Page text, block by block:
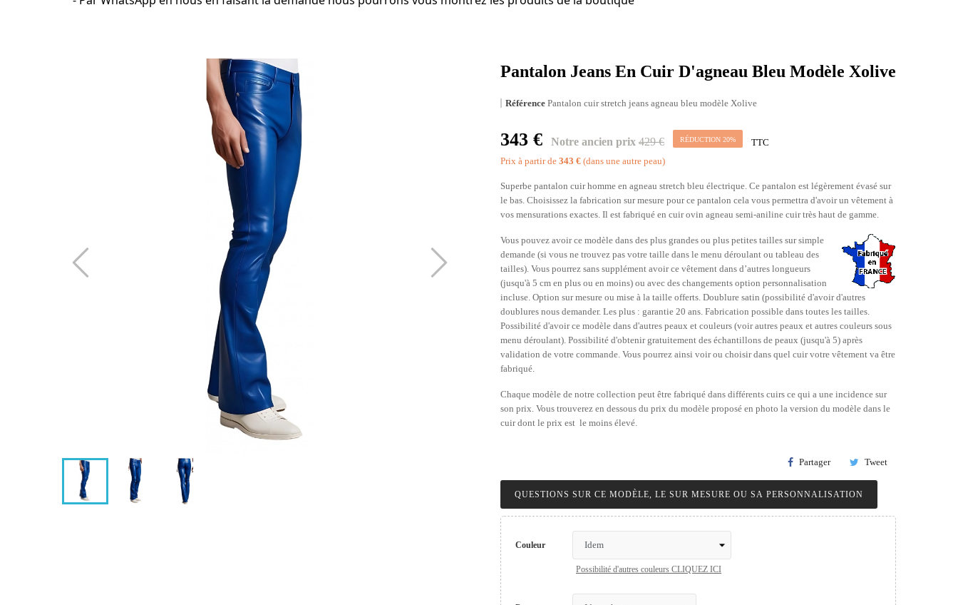
Pantalon Jeans En Cuir D'agneau Bleu Modèle Xolive
Référence Pantalon cuir stretch jeans agneau bleu modèle Xolive
343 € Notre ancien prix 429 € RÉDUCTION 20%
TTC
Prix à partir de 343 € (dans une autre peau)
Superbe pantalon cuir homme en agneau stretch bleu électrique. Ce pantalon est légèrement évasé sur
le bas. Choisissez la fabrication sur mesure pour ce pantalon cela vous permettra d'avoir un vêtement à
vos mensurations exactes. Il est fabriqué en cuir ovin agneau semi-aniline cuir très haut de gamme.
Vous pouvez avoir ce modèle dans des plus grandes ou plus petites tailles sur simple
demande (si vous ne trouvez pas votre taille dans le menu déroulant ou tableau des
tailles). Vous pourrez sans supplément avoir ce vêtement dans d’autres longueurs
(jusqu'à 5 cm en plus ou en moins) ou avec des changements option personnalisation
incluse. Option sur mesure ou mise à la taille offerts. Doublure satin (possibilité d'avoir d'autres
doublures nous demander. Les plus : garantie 20 ans. Fabrication possible dans toutes les tailles.
Possibilité d'avoir ce modèle dans d'autres peaux et couleurs (voir autres peaux et autres couleurs sous
menu déroulant). Possibilité d'obtenir gratuitement des échantillons de peaux (jusqu'à 5) après
validation de votre commande. Vous pourrez ainsi voir ou choisir dans quel cuir votre vêtement va être
fabriqué.
Chaque modèle de notre collection peut être fabriqué dans différents cuirs ce qui a une incidence sur
son prix. Vous trouverez en dessous du prix du modèle proposé en photo la version du modèle dans le
cuir dont le prix est le moins élevé.
Partager Tweet
QUESTIONS SUR CE MODÈLE, LE SUR MESURE OU SA PERSONNALISATION
Couleur
Possibilité d'autres couleurs CLIQUEZ ICI